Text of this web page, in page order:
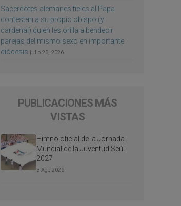
Sacerdotes alemanes fieles al Papa
contestan a su propio obispo (y
cardenal) quien les orilla a bendecir
parejas del mismo sexo en importante
diócesis julio 25, 2026
PUBLICACIONES MÁS
VISTAS
Himno oficial de la Jornada
Mundial de la Juventud Seúl
2027
3 Ago 2026